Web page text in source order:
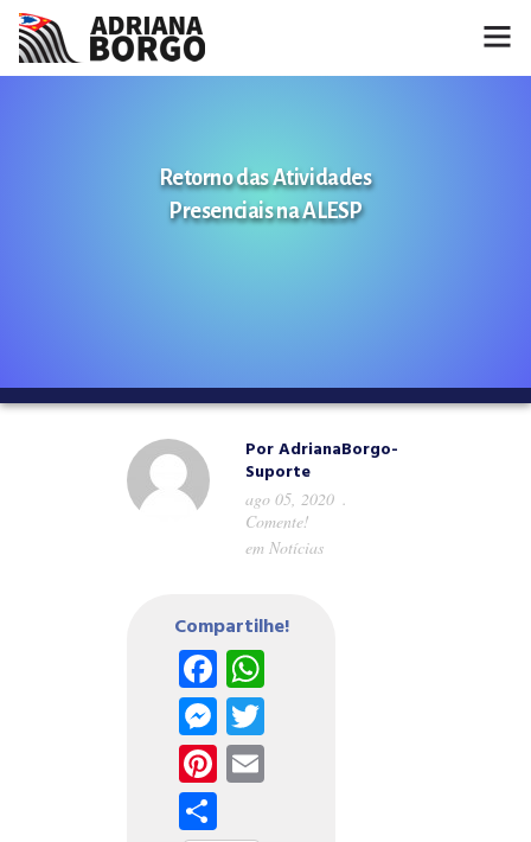
CONHEÇA A ADRIANA
Retorno das Atividades
Presenciais na ALESP
PorAdrianaBorgo-
Suporte
ago 05, 2020
Comente!
em Notícias
Compartilhe!
Facebook
WhatsApp
Messenger
Twitter
Pinterest
Email
Share